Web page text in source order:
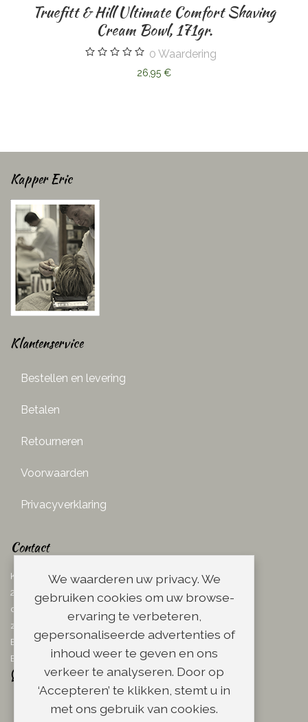
Truefitt & Hill Ultimate Comfort Shaving
Cream Bowl, 171gr.
0 Waardering
26,95 €
Kapper Eric
Klantenservice
Bestellen en levering
Betalen
Retourneren
Voorwaarden
Privacyverklaring
Contact
Ketelboetersteeg 29
2311 TN Leiden
dins. - vrij. 08.00 - 17.00 uur
zaterdag 08.00 - 13.00 uur
Email:info@scheerwinkel.nl
Bel: 071 - 5128188
We waarderen uw privacy. We
gebruiken cookies om uw browse-
ervaring te verbeteren,
gepersonaliseerde advertenties of
inhoud weer te geven en ons
verkeer te analyseren. Door op
‘Accepteren’ te klikken, stemt u in
met ons gebruik van cookies.